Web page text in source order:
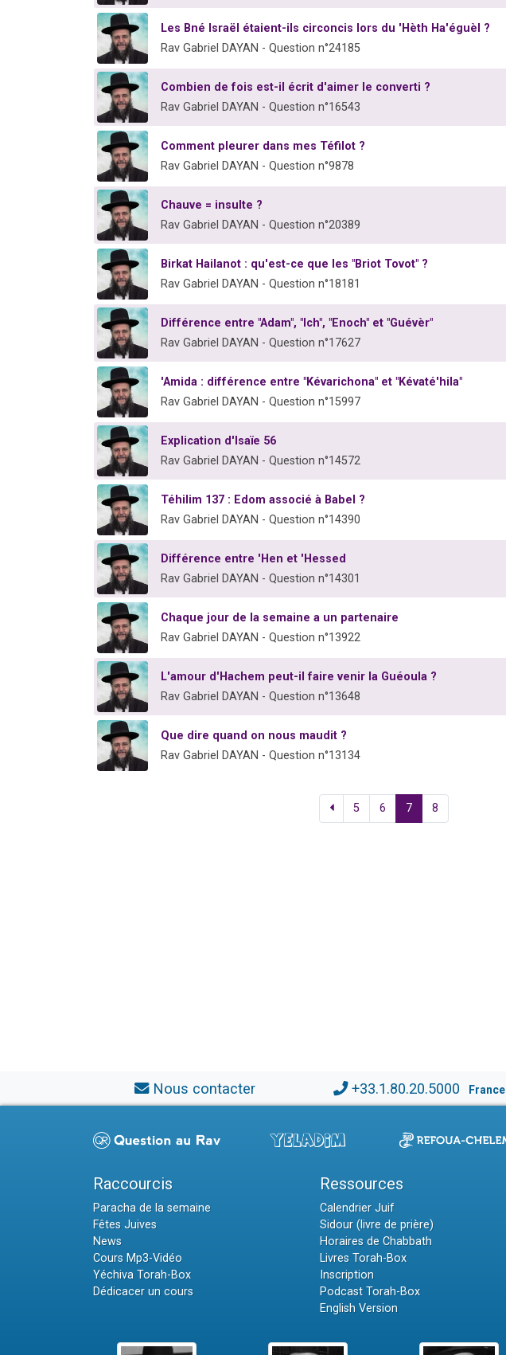
Les Bné Israël étaient-ils circoncis lors du 'Hèth Ha'éguèl ?
Rav Gabriel DAYAN - Question n°24185
Combien de fois est-il écrit d'aimer le converti ?
Rav Gabriel DAYAN - Question n°16543
Comment pleurer dans mes Téfilot ?
Rav Gabriel DAYAN - Question n°9878
Chauve = insulte ?
Rav Gabriel DAYAN - Question n°20389
Birkat Hailanot : qu'est-ce que les "Briot Tovot" ?
Rav Gabriel DAYAN - Question n°18181
Différence entre "Adam", "Ich", "Enoch" et "Guévèr"
Rav Gabriel DAYAN - Question n°17627
'Amida : différence entre "Kévarichona" et "Kévaté'hila"
Rav Gabriel DAYAN - Question n°15997
Explication d'Isaïe 56
Rav Gabriel DAYAN - Question n°14572
Téhilim 137 : Edom associé à Babel ?
Rav Gabriel DAYAN - Question n°14390
Différence entre 'Hen et 'Hessed
Rav Gabriel DAYAN - Question n°14301
Chaque jour de la semaine a un partenaire
Rav Gabriel DAYAN - Question n°13922
L'amour d'Hachem peut-il faire venir la Guéoula ?
Rav Gabriel DAYAN - Question n°13648
Que dire quand on nous maudit ?
Rav Gabriel DAYAN - Question n°13134
5 6 7 8
Nous contacter +33.1.80.20.5000 France
Raccourcis
Paracha de la semaine
Fêtes Juives
News
Cours Mp3-Vidéo
Yéchiva Torah-Box
Dédicacer un cours
Ressources
Calendrier Juif
Sidour (livre de prière)
Horaires de Chabbath
Livres Torah-Box
Inscription
Podcast Torah-Box
English Version